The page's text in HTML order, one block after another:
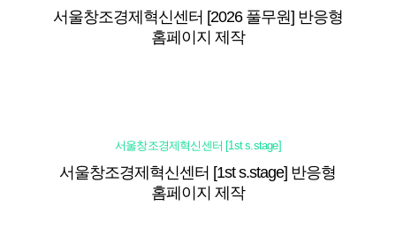
서울창조경제혁신센터 [2026 풀무원] 반응형
홈페이지 제작
서울창조경제혁신센터 [1st s.stage]
서울창조경제혁신센터 [1st s.stage] 반응형
홈페이지 제작